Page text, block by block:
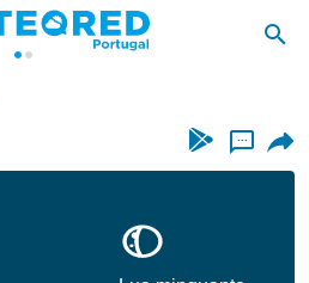
...